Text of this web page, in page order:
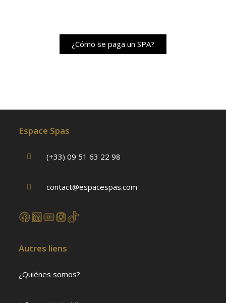
¿Cómo se paga un SPA?
Espace Spas
(+33) 09 51 63 22 98
contact@espacespas.com
Autres liens
¿Quiénes somos?